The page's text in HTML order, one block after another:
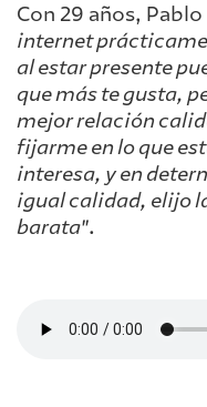
Con 29 años, Pablo
internet
al estar presente
que más te gusta,
mejor relación
fijarme en lo que
interesa, y en
igual calidad, elijo
barata”.